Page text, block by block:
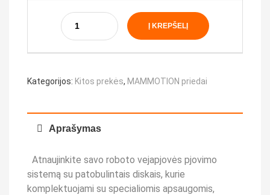
Į KREPŠELĮ
Kategorijos: Kitos prekės, MAMMOTION priedai
Aprašymas
Atnaujinkite savo roboto vejapjovės pjovimo
sistemą su patobulintais diskais, kurie
komplektuojami su specialiomis apsaugomis,